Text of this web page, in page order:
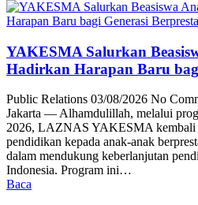
YAKESMA Salurkan
Hadirkan Harapan Baru
Public Relations 03/08/2026 No
Jakarta — Alhamdulillah, melalui
2026, LAZNAS YAKESMA kembali
pendidikan kepada anak-anak
dalam mendukung keberlanjutan
Indonesia. Program ini…
Baca